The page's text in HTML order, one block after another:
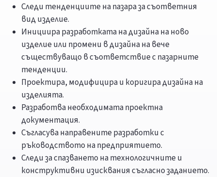
Следи тенденциите на пазара за съответния
вид изделие.
Инициира разработката на дизайна на ново
изделие или промени в дизайна на вече
съществуващо в съответствие с пазарните
тенденции.
Проектира, модифицира и коригира дизайна на
изделията.
Разработва необходимата проектна
документация.
Съгласува направените разработки с
ръководството на предприятието.
Следи за спазването на технологичните и
конструктивни изисквания съгласно заданието.